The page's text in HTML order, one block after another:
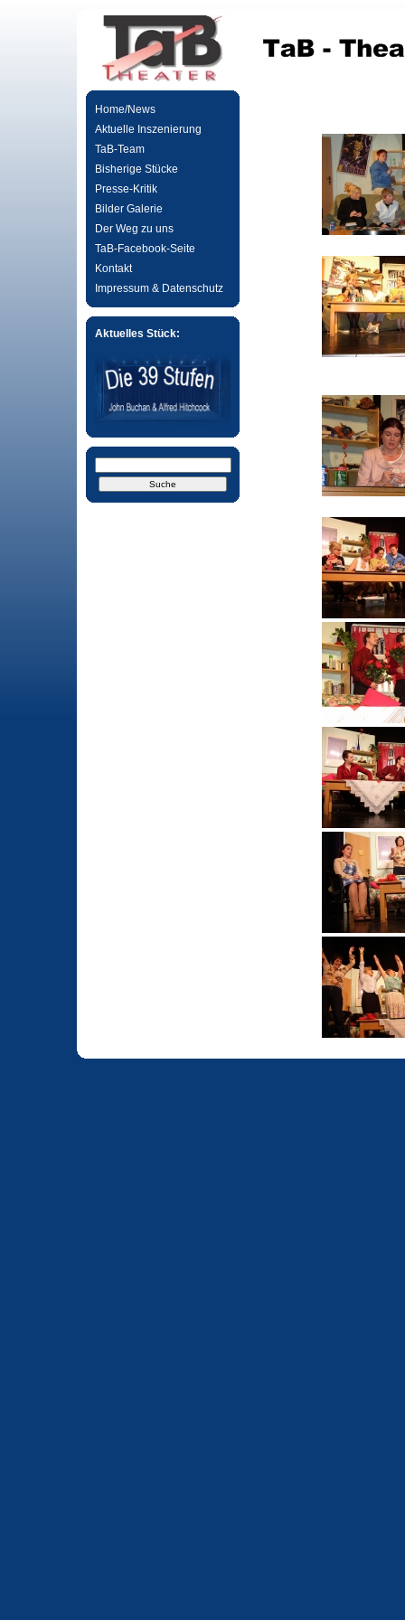
Home/News
Aktuelle Inszenierung
TaB-Team
Bisherige Stücke
Presse-Kritik
Bilder Galerie
Der Weg zu uns
TaB-Facebook-Seite
Kontakt
Impressum & Datenschutz
Aktuelles Stück: